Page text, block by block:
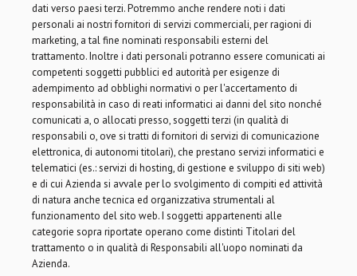
dati verso paesi terzi. Potremmo anche rendere noti i dati
personali ai nostri fornitori di servizi commerciali, per ragioni di
marketing, a tal fine nominati responsabili esterni del
trattamento. Inoltre i dati personali potranno essere comunicati ai
competenti soggetti pubblici ed autorità per esigenze di
adempimento ad obblighi normativi o per l'accertamento di
responsabilità in caso di reati informatici ai danni del sito nonché
comunicati a, o allocati presso, soggetti terzi (in qualità di
responsabili o, ove si tratti di fornitori di servizi di comunicazione
elettronica, di autonomi titolari), che prestano servizi informatici e
telematici (es.: servizi di hosting, di gestione e sviluppo di siti web)
e di cui Azienda si avvale per lo svolgimento di compiti ed attività
di natura anche tecnica ed organizzativa strumentali al
funzionamento del sito web. I soggetti appartenenti alle
categorie sopra riportate operano come distinti Titolari del
trattamento o in qualità di Responsabili all'uopo nominati da
Azienda.